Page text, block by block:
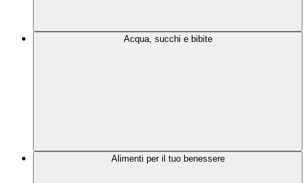
Acqua, succhi e bibite
Alimenti per il tuo benessere